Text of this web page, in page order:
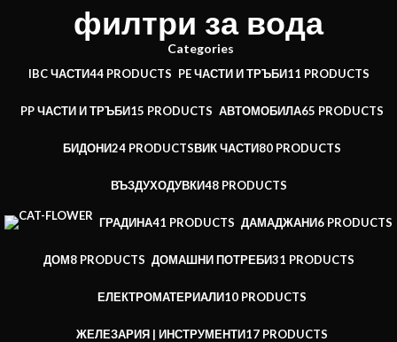
филтри за вода
Categories
IBC ЧАСТИ44 PRODUCTS PE ЧАСТИ И ТРЪБИ11 PRODUCTS
PP ЧАСТИ И ТРЪБИ15 PRODUCTS АВТОМОБИЛА65 PRODUCTS
БИДОНИ24 PRODUCTSВИК ЧАСТИ80 PRODUCTS
ВЪЗДУХОДУВКИ48 PRODUCTS
ГРАДИНА41 PRODUCTS ДАМАДЖАНИ6 PRODUCTS
ДОМ8 PRODUCTS ДОМАШНИ ПОТРЕБИ31 PRODUCTS
ЕЛЕКТРОМАТЕРИАЛИ10 PRODUCTS
ЖЕЛЕЗАРИЯ | ИНСТРУМЕНТИ17 PRODUCTS